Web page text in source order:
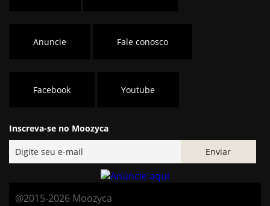
Anuncie Fale conosco
Facebook Youtube
Inscreva-se no Moozyca
@2015-2026 Moozyca